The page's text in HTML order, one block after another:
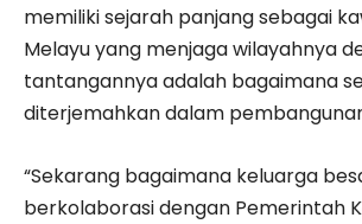
memiliki sejarah panjang sebagai
Melayu yang menjaga wilayahnya
tantangannya adalah bagaimana
diterjemahkan dalam
“Sekarang bagaimana keluarga
berkolaborasi dengan Pemerintah